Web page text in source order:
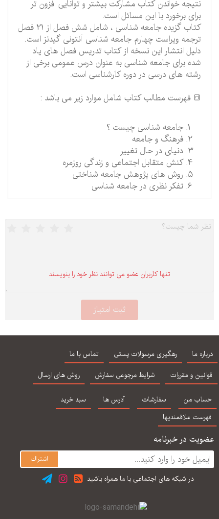
نتیجه خواندن کتاب مشارکت بیشتر و توانایی افزون تر
برای برخورد با این مسائل است.
کتاب گزیده جامعه شناسی ، شامل شش فصل از 21 فصل
ترجمه ویراست چهارم جامعه شناسی آنتونی گیدنز است.
دلیل انتشار این نسخه از کتاب تدریس فصل های یاد
شده برای جامعه شناسی به عنوان درس عمومی برخی از
رشته های درسی در دوره کارشناسی است.
🔳 فهرست مطالب کتاب شامل موارد زیر می باشد :
جامعه شناسی چیست ؟
فرهنگ و جامعه
دنیای در حال تغییر
کنش متقابل اجتماعی و زندگی روزمره
روش های پژوهش جامعه شناختی
تفکر نظری در جامعه شناسی
تنها كاربران عضو می توانند نظر خود را بنویسند
درباره ما رهگیری مرسولات پستی
تماس با ما
قوانین و مقررات
شرایط مرجوعی سفارش روش های ارسال
حساب من سفارشات آدرس ها
سبد خرید
فهرست علاقمندیها
عضویت در خبرنامه
در شبكه های اجتماعی با ما همراه باشید